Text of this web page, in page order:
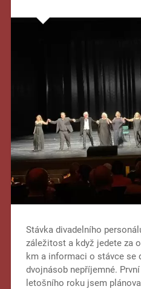
Stávka divadelního
záležitost a když jedete za
km a informaci o stávce se
dvojnásob nepříjemné.
letošního roku jsem